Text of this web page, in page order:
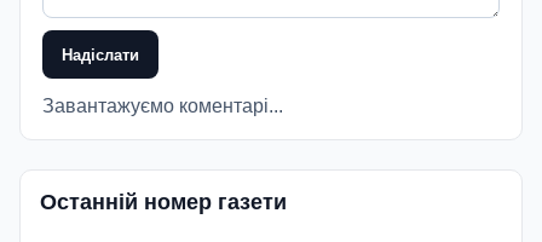
Надіслати
Завантажуємо коментарі...
Останній номер газети